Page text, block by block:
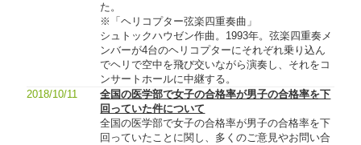
た。
※「ヘリコプター弦楽四重奏曲」
シュトックハウゼン作曲。1993年。弦楽四重奏メ
ンバーが4台のヘリコプターにそれぞれ乗り込ん
でヘリで空中を飛び交いながら演奏し、それをコ
ンサートホールに中継する。
2018/10/11
全国の医学部で女子の合格率が男子の合格率を下
回っていた件について
全国の医学部で女子の合格率が男子の合格率を下
回っていたことに関し、多くのご意見やお問い合